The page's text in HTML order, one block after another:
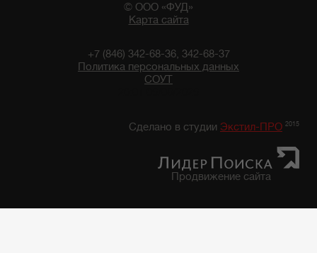
© ООО «ФУД»
Карта сайта
+7 (846) 342-68-36, 342-68-37
Политика персональных данных
СОУТ
Сделано в студии Экстил-ПРО 2015
Продвижение сайта